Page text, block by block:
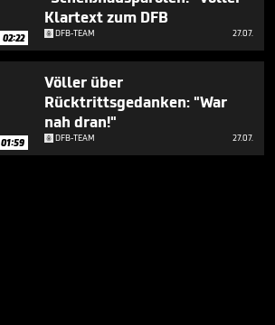
02:22
Klartext zum DFB
DFB-TEAM 27.07.
01:59
Völler über
Rücktrittsgedanken: "War
nah dran!"
DFB-TEAM 27.07.